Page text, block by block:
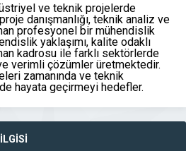
ve teknik projelerde
danışmanlığı, teknik analiz ve
profesyonel bir mühendislik
yaklaşımı, kalite odaklı
kadrosu ile farklı sektörlerde
verimli çözümler üretmektedir.
zamanında ve teknik
hayata geçirmeyi hedefler.